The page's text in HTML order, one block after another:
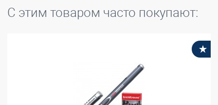
С этим товаром часто покупают: